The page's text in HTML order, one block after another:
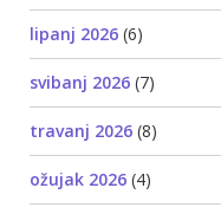
lipanj 2026 (6)
svibanj 2026 (7)
travanj 2026 (8)
ožujak 2026 (4)